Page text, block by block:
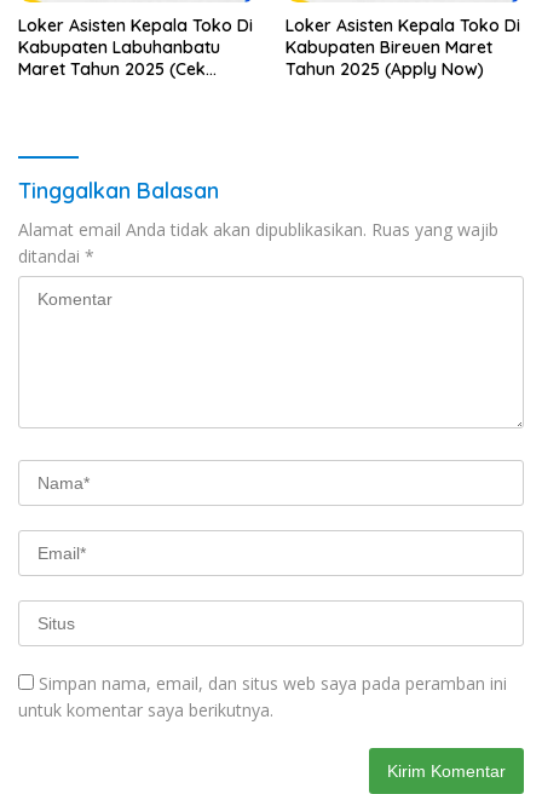
Loker Asisten Kepala Toko Di
Kabupaten Labuhanbatu
Maret Tahun 2025 (Cek
Loker Asisten Kepala Toko Di
Kabupaten Bireuen Maret
Tahun 2025 (Apply Now)
Tinggalkan Balasan
Alamat email Anda tidak akan dipublikasikan. Ruas yang wajib
ditandai *
Simpan nama, email, dan situs web saya pada peramban ini
untuk komentar saya berikutnya.